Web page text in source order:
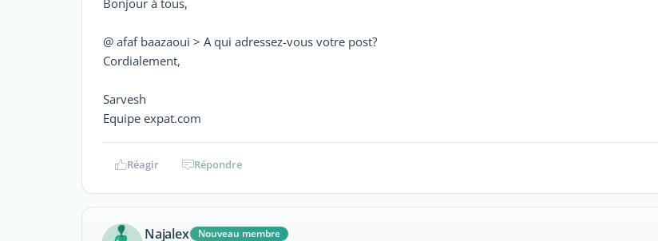
@ afaf baazaoui > A qui adressez-vous votre post?
Cordialement,
Sarvesh
Equipe expat.com
Réagir Répondre
Najalex Nouveau membre